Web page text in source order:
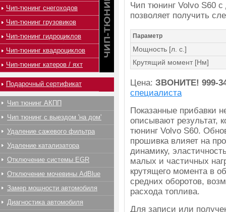
Чип тюнинг Volvo S60
позволяет получить
Параметр
Мощность [л. с.]
Крутящий момент [Нм]
Цена: ЗВОНИТЕ! 999-
специалиста
Показанные прибавки
описывают результат,
тюнинг Volvo S60.
прошивка влияет на
динамику,
малых и частичных
крутящего момента в
средних оборотов,
расхода топлива.
Для записи или
Чип-тюнинг снегоходов
Чип-тюнинг грузовиков
Чип-тюнинг гидроциклов
Чип-тюнинг квадроциклов
Чип-тюнинг катеров / яхт
Подарочный сертификат
Чип тюнинг АКПП
Чип тюнинг с выездом 'на дом'
Удаление сажевого фильтра
Удаление катализатора
Отключение системы EGR
Отключение мочевины AdBlue
Замер мощности автомобиля
Диагностика автомобиля